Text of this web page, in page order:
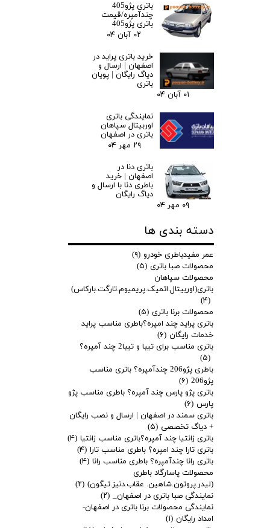
باتری پژو405
چندآمپره/قیمت
باتری پژو405
۰۲ آبان ۰۴
خرید باتری پراید در
اصفهان | ارسال و
دیاگ رایگان | پویان
باتری
۰۱ آبان ۰۴
نمایندگی باتری
اوربیتال سپاهان
باتری در اصفهان
۲۹ مهر ۰۴
باتری دنا در
اصفهان | خرید
باطری دنا با ارسال و
دیاگ رایگان
۰۹ مهر ۰۴
دسته بندی ها
عمر مفیدباطری خودرو (۹)
محصولات صبا باتری (۵)
محصولات سپاهان
باتری(اوربیتال.اتمیک.پریمیوم.تارگت.بارکاس)
(۴)
محصولات برنا باتری (۵)
باتری پراید چند امپره؟باطری مناسب پراید
خدمات رایگان (۶)
باتری مناسب برای تیبا و تیبا2 چند آمپره؟
(۵)
باطری پژو206 چندآمپره؟ باتری مناسب
پژو206
(۶)
باتری پژو پارس چند آمپره؟ باطری مناسب پژو
پارس (۶)
باتری سمند در اصفهان | ارسال و نصب رایگان
+ دیاگ تخصصی (۵)
باتری زانتیا چند آمپره؟باتری مناسب زانتیا (۴)
باتری تارا چند امپره؟ باطری مناسب تارا (۴)
باتری رانا چندآمپره؟ باطری مناسب رانا (۴)
محصولات پاسارگاد باطری
(لیدر.پروتون.شاهین. عقاب.دنیز.تیگون) (۲)
نمایندگی صبا باتری در اصفهان_ (۲)
نمایندگی محصولات برنا باتری در اصفهان-
امداد رایگان (۱)